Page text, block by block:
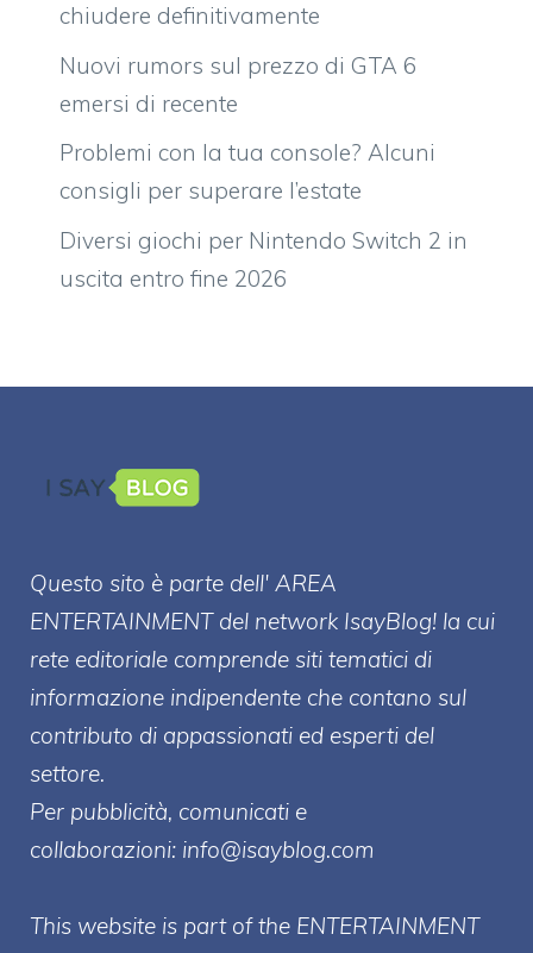
chiudere definitivamente
Nuovi rumors sul prezzo di GTA 6
emersi di recente
Problemi con la tua console? Alcuni
consigli per superare l’estate
Diversi giochi per Nintendo Switch 2 in
uscita entro fine 2026
Questo sito è parte dell' AREA
ENTERTAINMENT del network IsayBlog! la cui
rete editoriale comprende siti tematici di
informazione indipendente che contano sul
contributo di appassionati ed esperti del
settore.
Per pubblicità, comunicati e
collaborazioni: info@isayblog.com
This website is part of the ENTERTAINMENT